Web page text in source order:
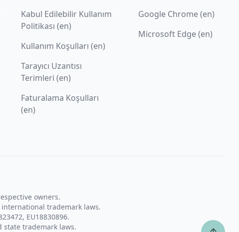
Kabul Edilebilir Kullanım
Politikası (en)
Kullanım Koşulları (en)
Tarayıcı Uzantısı
Terimleri (en)
Faturalama Koşulları
(en)
Google Chrome (en)
Microsoft Edge (en)
owners.
trademark laws.
EU18830896.
trademark laws.